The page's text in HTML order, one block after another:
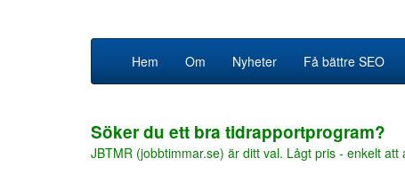
Hem Om Nyheter Få bättre SEO
Söker du ett bra tidrapportprogram?
JBTMR (jobbtimmar.se) är ditt val. Lågt pris - enkelt att